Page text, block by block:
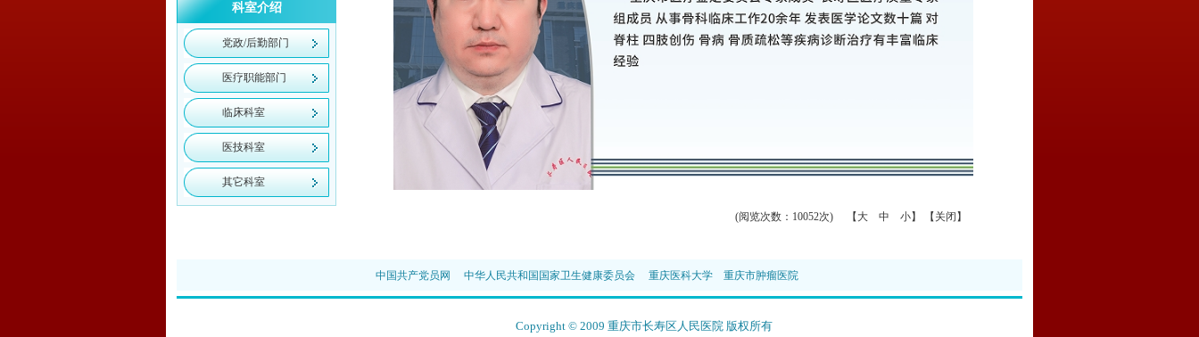
科室介绍
党政/后勤部门
医疗职能部门
临床科室
医技科室
其它科室
(阅览次数：10052次) 【 大 中 小】 【 关闭 】
中国共产党员网 中华人民共和国国家卫生健康委员会 重庆医科大学 重庆市肿瘤医院
Copyright © 2009 重庆市长寿区人民医院 版权所有